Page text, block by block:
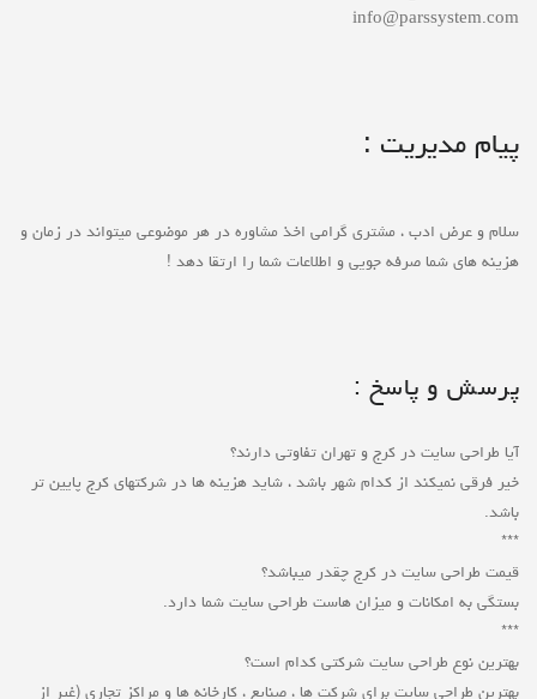
info@parssystem.com
پیام مدیریت :
سلام و عرض ادب ، مشتری گرامی اخذ مشاوره در هر موضوعی میتواند در زمان و
هزینه های شما صرفه جویی و اطلاعات شما را ارتقا دهد !
پرسش و پاسخ :
آیا طراحی سایت در کرج و تهران تفاوتی دارند؟
خیر فرقی نمیکند از کدام شهر باشد ، شاید هزینه ها در شرکتهای کرج پایین تر
باشد.
***
قیمت طراحی سایت در کرج چقدر میباشد؟
بستگی به امکانات و میزان هاست طراحی سایت شما دارد.
***
بهترین نوع طراحی سایت شرکتی کدام است؟
بهترین طراحی سایت برای شرکت ها ، صنایع ، کارخانه ها و مراکز تجاری (غیر از